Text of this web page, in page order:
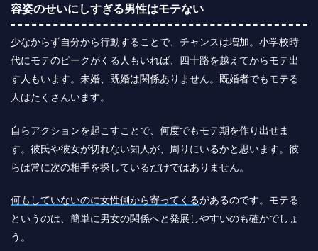
容姿のせいにしすぎる男性はモテない
少なからず自分から行動することで、チャンスは増加。小学校時
代にモテのピークがくる人もいれば、四十路を越えてからモテ出
す人もいます。未婚、既婚は関係ありません。既婚者でもモテる
人はたくさんいます。
自らアクションを起こすことで、何度でもモテ期を作り出せま
す。彼氏や彼女が切れない知人が、周りにいるかと思います。彼
らは常に次の相手を探しているだけではありません。
何もしていないのに女性側から寄ってくるがあるのです。モテる
というのは、簡単に男女の関係へと発展しやすいのも確かでしょ
う。